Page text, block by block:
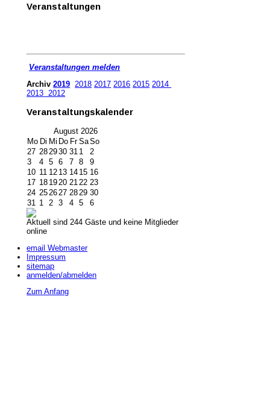
Veranstaltungen
Veranstaltungen melden
Archiv2019 2018 2017 2016 2015 2014
2013 2012
Veranstaltungskalender
August 2026
Mo Di Mi Do Fr SaSo
27 28 2930 31 1
2
3
4 5 6 7 8
9
10 11 12 13 14 15 16
17 18 19 20 21 22 23
24 25 26 27 28 29 30
31 1 2 3 4 5 6
Aktuell sind 244 Gäste und keine Mitglieder
online
email Webmaster
Impressum
sitemap
anmelden/abmelden
Zum Anfang